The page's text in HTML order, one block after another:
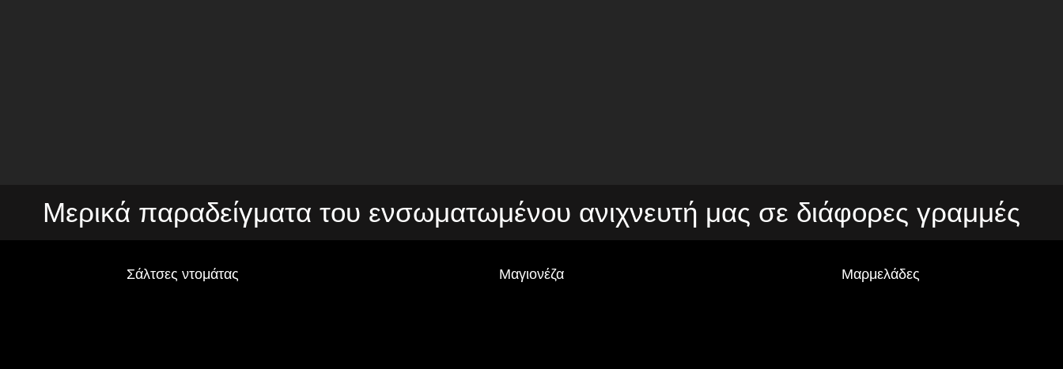
Μερικά παραδείγματα του ενσωματωμένου ανιχνευτή μας σε διάφορες γραμμές
Σάλτσες ντομάτας Μαγιονέζα Μαρμελάδες